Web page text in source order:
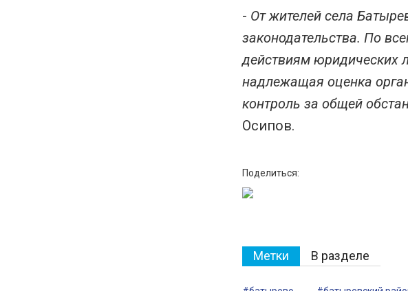
- От жителей села
законодательства. По
действиям юридических
надлежащая оценка
контроль за общей
Осипов.
Поделиться:
Метки В разделе